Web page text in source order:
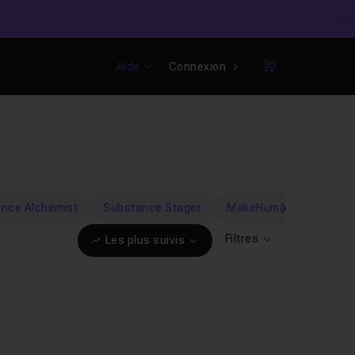
Aide Connexion
Panier
Alchemist Substance Stager MakeHuman
Les plus suivis Filtres